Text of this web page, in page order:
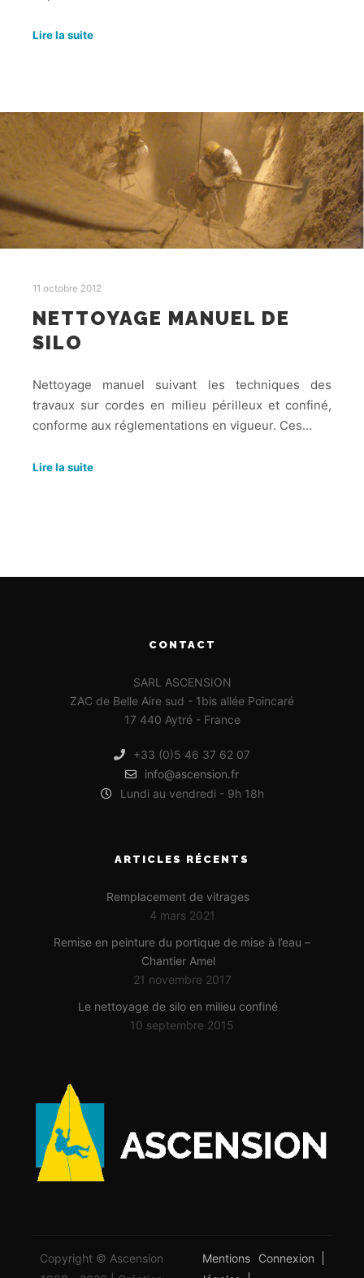
Lire la suite
11 octobre 2012
NETTOYAGE MANUEL DE
SILO
Nettoyage manuel suivant les techniques des
travaux sur cordes en milieu périlleux et confiné,
conforme aux réglementations en vigueur. Ces…
Lire la suite
CONTACT
SARL ASCENSION
ZAC de Belle Aire sud - 1bis allée Poincaré
17 440 Aytré - France
+33 (0)5 46 37 62 07
info@ascension.fr
Lundi au vendredi - 9h 18h
ARTICLES RÉCENTS
Remplacement de vitrages
4 mars 2021
Remise en peinture du portique de mise à l’eau –
Chantier Amel
21 novembre 2017
Le nettoyage de silo en milieu confiné
10 septembre 2015
Copyright © Ascension
Mentions
Connexion